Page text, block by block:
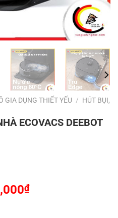
GIA DỤNG THIẾT YẾU / HÚT BỤI,
ECOVACS DEEBOT
₫Giá
DEEBOT N30 PRO OMNI số